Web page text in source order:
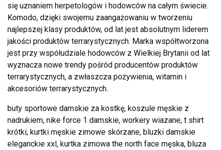
się uznaniem herpetologów i hodowców na całym świecie.
Komodo, dzięki swojemu zaangażowaniu w tworzeniu
najlepszej klasy produktów, od lat jest absolutnym liderem
jakości produktów terrarystycznych. Marka współtworzona
jest przy współudziale hodowców z Wielkiej Brytanii od lat
wyznacza nowe trendy pośród producentów produktów
terrarystycznych, a zwłaszcza pożywienia, witamin i
akcesoriów terrarystycznych.
buty sportowe damskie za kostkę, koszule męskie z
nadrukiem, nike force 1 damskie, workery wiazane, t shirt
krótki, kurtki męskie zimowe skórzane, bluzki damskie
eleganckie xxl, kurtka zimowa the north face męska, bluza